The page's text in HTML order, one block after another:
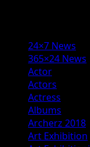
24×7 News
365×24 News
Actor
Actors
Actress
Albums
Archerz 2018
Art Exhibition